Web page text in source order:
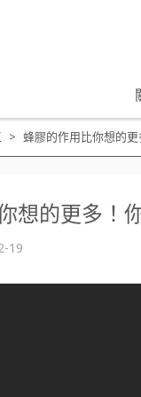
蜂膠的作用比你想的
想的更多！
19